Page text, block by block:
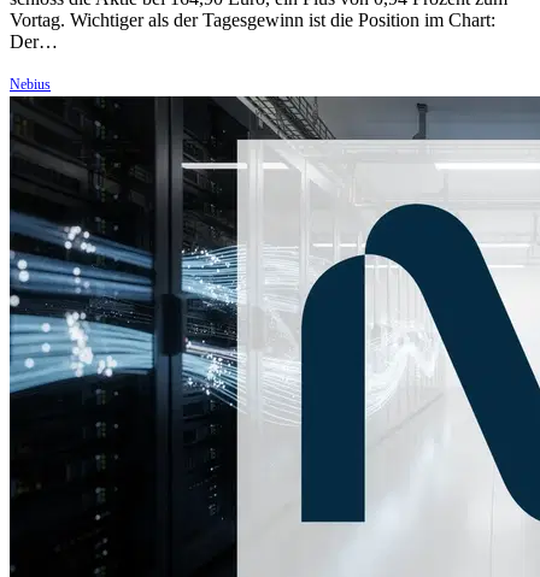
Vortag. Wichtiger als der Tagesgewinn ist die Position im Chart:
Der…
Nebius